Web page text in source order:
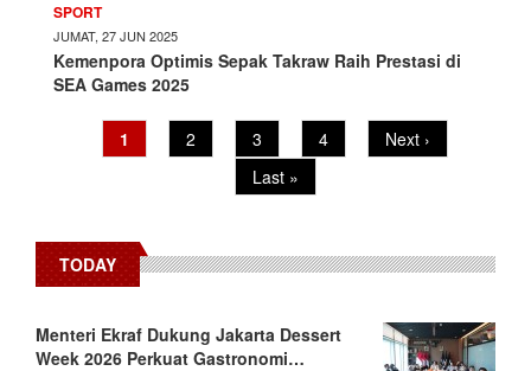
SPORT
JUMAT, 27 JUN 2025
Kemenpora Optimis Sepak Takraw Raih Prestasi di
SEA Games 2025
PaginationCurrent
page
1 Page
2 Page
3 Page
4
Next
page
Next ›
Last
page
Last »
TODAY
Menteri Ekraf Dukung Jakarta Dessert
Week 2026 Perkuat Gastronomi…